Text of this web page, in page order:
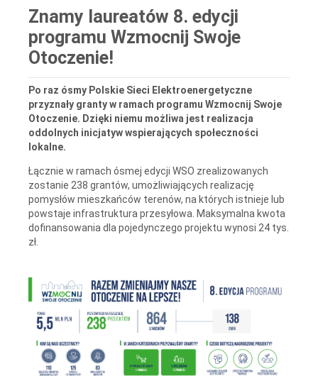
Znamy laureatów 8. edycji
programu Wzmocnij Swoje
Otoczenie!
Po raz ósmy Polskie Sieci Elektroenergetyczne
przyznały granty w ramach programu Wzmocnij Swoje
Otoczenie. Dzięki niemu możliwa jest realizacja
oddolnych inicjatyw wspierających społeczności
lokalne.
Łącznie w ramach ósmej edycji WSO zrealizowanych
zostanie 238 grantów, umożliwiających realizację
pomysłów mieszkańców terenów, na których istnieje lub
powstaje infrastruktura przesyłowa. Maksymalna kwota
dofinansowania dla pojedynczego projektu wynosi 24 tys.
zł.